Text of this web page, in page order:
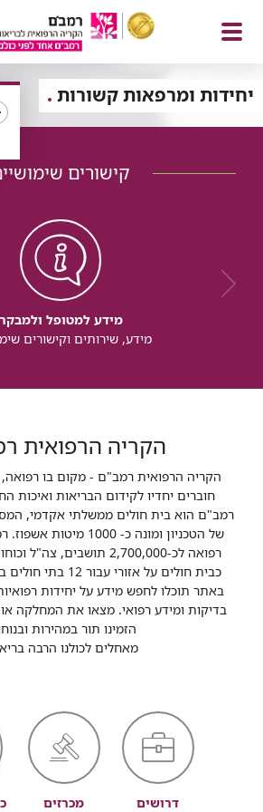
פתח
תפריט
יחידות ומרפאות קשורות
קישורים
מידע למטופל ולמבקר
מידע, שירותים וקישורים
הקריה הרפואית
הקריה הרפואית רמב"ם - מקום בו רפואה,
חוברים יחדיו לקידום הבריאות ואיכות
רמב"ם הוא בית חולים ממשלתי אקדמי,
של הטכניון ומונה כ-
רפואה לכ-2,700,000
כבית חולים על אזורי עבור 12 בתי חולים בצפון מדינת ישראל.
באתר תוכלו לחפש מידע על יחידות
בדיקות ומידע רפואי. מצאו את המחלקה
הזמינו תור במהירות
מאחלים לכולנו הרבה
דרושים מכרזים